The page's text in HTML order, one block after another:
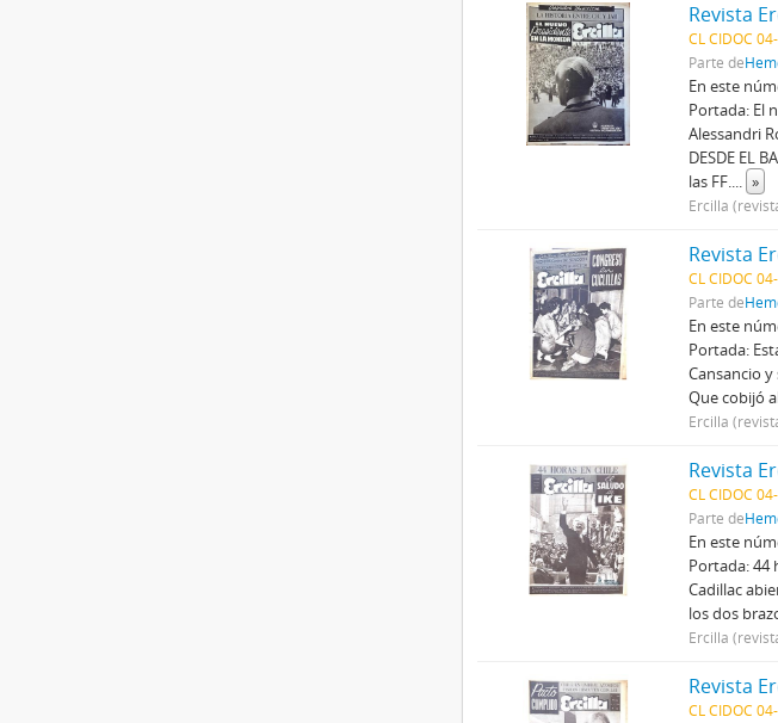
Revista
CL CIDOC
Parte de
En este
Portada: El
Alessandri
DESDE EL
las FF.... »
Ercilla
Revista
CL CIDOC
Parte de
En este
Portada:
Cansancio
Que cobijó
Ercilla
Revista
CL CIDOC
Parte de
En este
Portada: 44
Cadillac
los dos
Ercilla
Revista
CL CIDOC